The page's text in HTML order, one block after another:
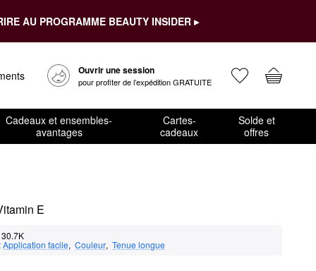
AU PROGRAMME BEAUTY INSIDER ▸
Ouvrir une session
pour profiter de l’expédition GRATUITE
Cadeaux et ensembles-
avantages
Cartes-
cadeaux
Solde et
offres
E
30.7K
Application facile, Couleur, Tenue longue